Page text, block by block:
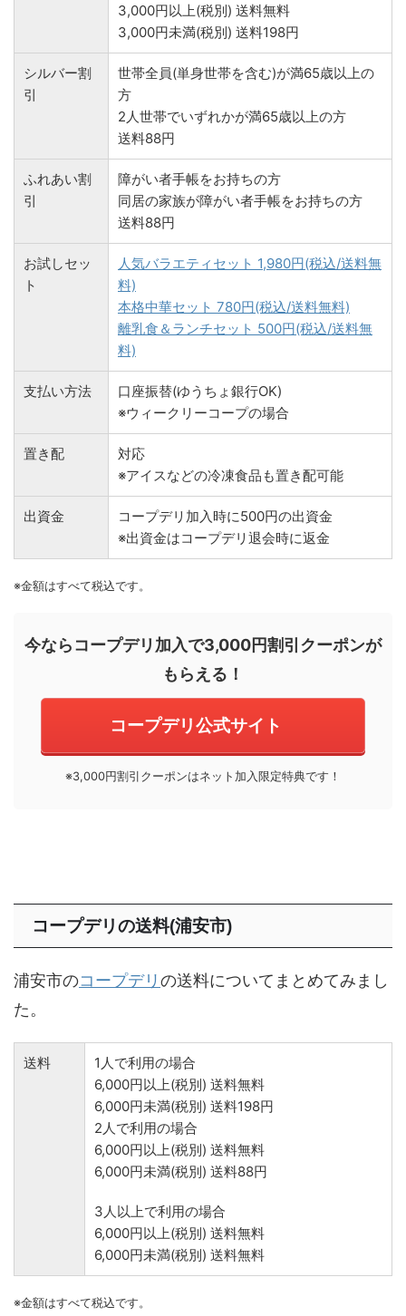
3,000円以上(税別) 送料無料
3,000円未満(税別) 送料198円
シルバー割
引
世帯全員(単身世帯を含む)が満65歳以上の
方
2人世帯でいずれかが満65歳以上の方
送料88円
ふれあい割
引
障がい者手帳をお持ちの方
同居の家族が障がい者手帳をお持ちの方
送料88円
お試しセッ
ト
人気バラエティセット 1,980円(税込/送料無
料)
本格中華セット 780円(税込/送料無料)
離乳食＆ランチセット 500円(税込/送料無
料)
支払い方法
口座振替(ゆうちょ銀行OK)
※ウィークリーコープの場合
置き配
対応
※アイスなどの冷凍食品も置き配可能
出資金
コープデリ加入時に500円の出資金
※出資金はコープデリ退会時に返金
※金額はすべて税込です。
今ならコープデリ加入で3,000円割引クーポンが
もらえる！
コープデリ公式サイト
※3,000円割引クーポンはネット加入限定特典です！
コープデリの送料(浦安市)
浦安市のコープデリの送料についてまとめてみまし
た。
送料
1人で利用の場合
6,000円以上(税別) 送料無料
6,000円未満(税別) 送料198円
2人で利用の場合
6,000円以上(税別) 送料無料
6,000円未満(税別) 送料88円
3人以上で利用の場合
6,000円以上(税別) 送料無料
6,000円未満(税別) 送料無料
※金額はすべて税込です。